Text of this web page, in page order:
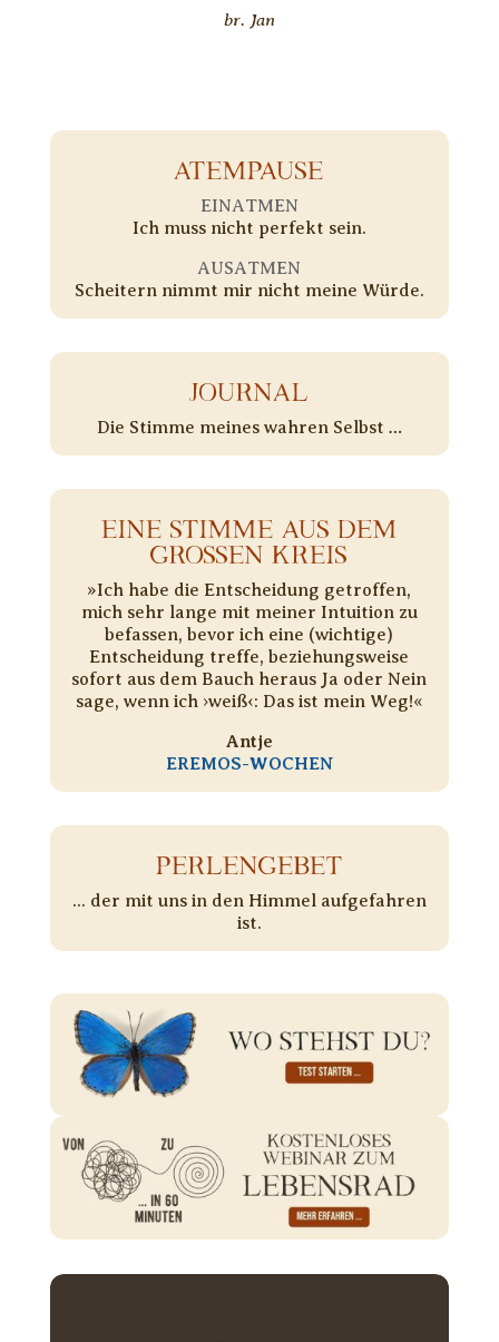
br. Jan
ATEMPAUSE
EINATMEN
Ich muss nicht perfekt sein.
AUSATMEN
Scheitern nimmt mir nicht meine Würde.
JOURNAL
Die Stimme meines wahren Selbst …
EINE STIMME AUS DEM
GROSSEN KREIS
»Ich habe die Entscheidung getroffen,
mich sehr lange mit meiner Intuition zu
befassen, bevor ich eine (wichtige)
Entscheidung treffe, beziehungsweise
sofort aus dem Bauch heraus Ja oder Nein
sage, wenn ich ›weiß‹: Das ist mein Weg!«
Antje
EREMOS-WOCHEN
PERLENGEBET
... der mit uns in den Himmel aufgefahren
ist.